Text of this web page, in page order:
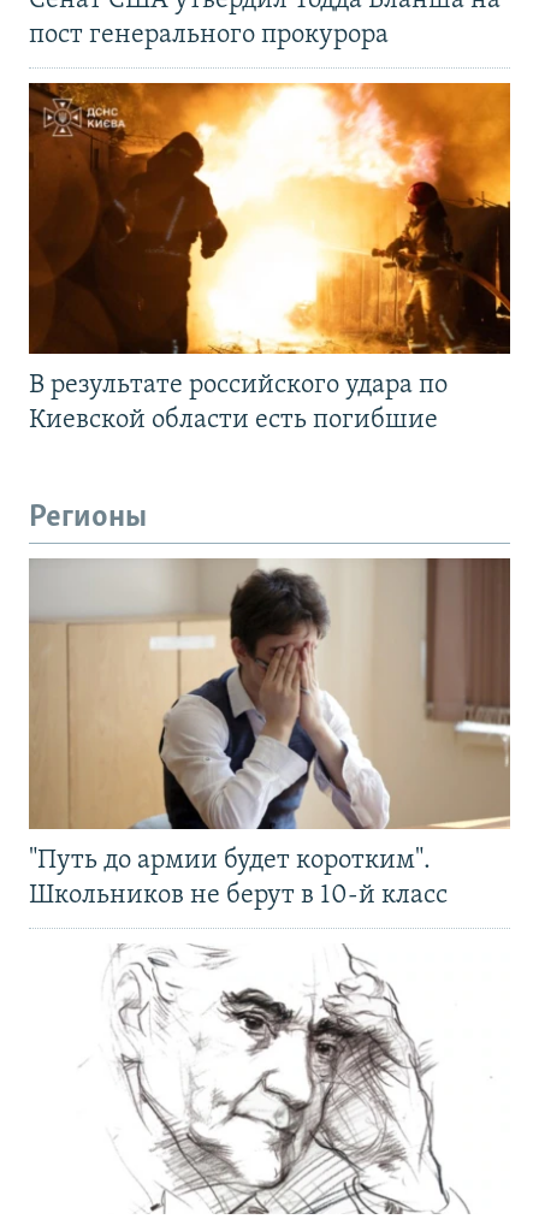
пост генерального прокурора
В результате российского удара по
Киевской области есть погибшие
Регионы
"Путь до армии будет коротким".
Школьников не берут в 10-й класс